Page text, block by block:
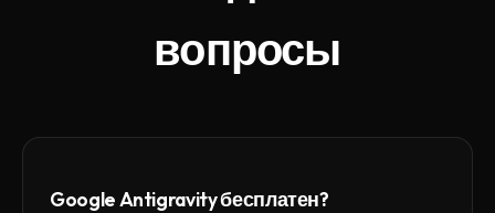
вопросы
Google Antigravity бесплатен?